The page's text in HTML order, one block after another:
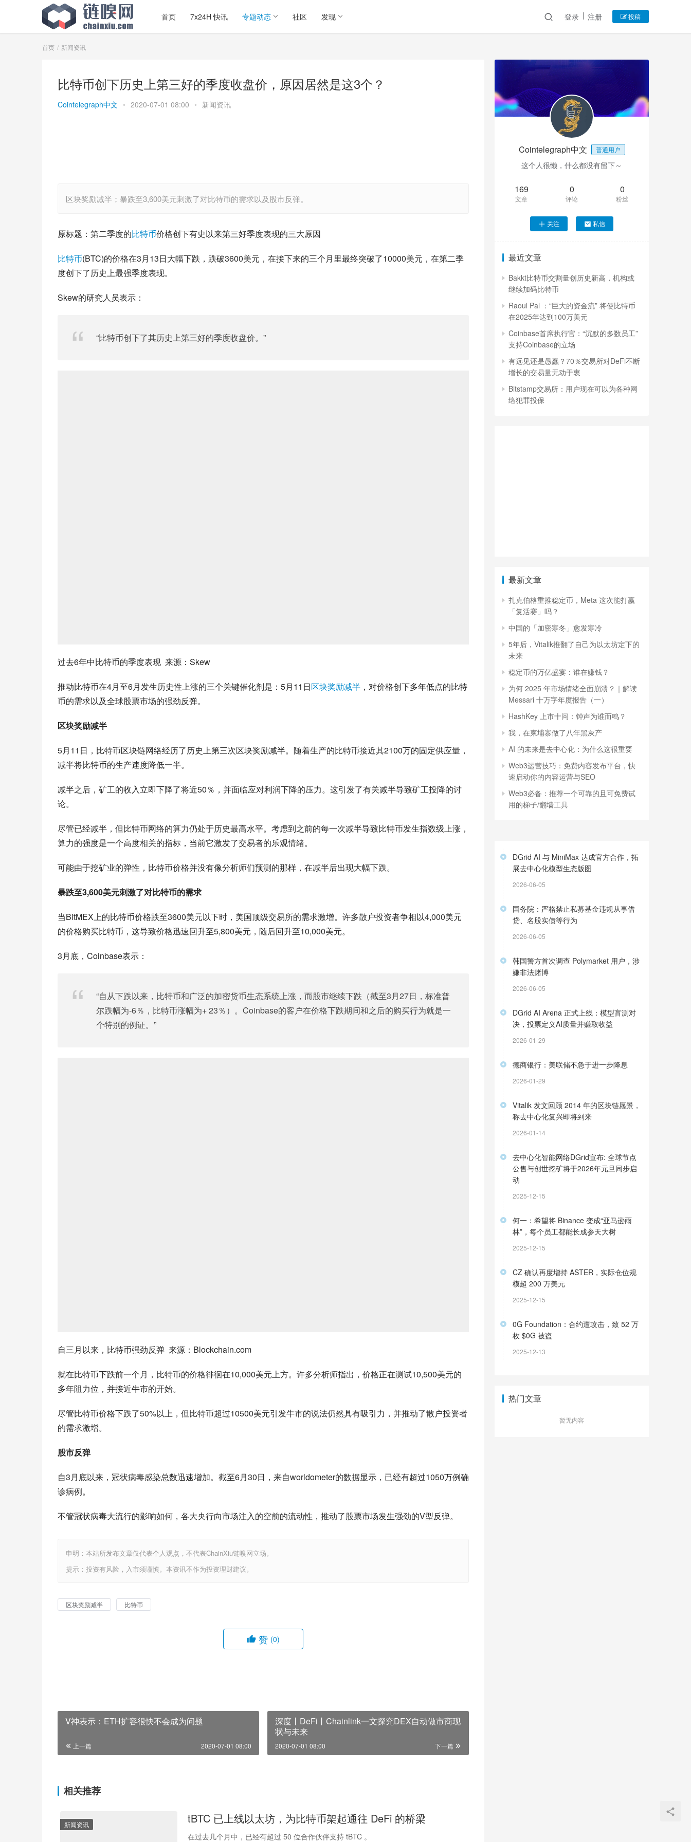
首页 7x24H 快讯 专题动态 社区 发现 登录 注册 投稿
首页 新闻资讯
比特币创下历史上第三好的季度收盘价，原因居然是这3个？
Cointelegraph中文 • 2020-07-01 08:00 • 新闻资讯
区块奖励减半；暴跌至3,600美元刺激了对比特币的需求以及股市反弹。
原标题：第二季度的比特币价格创下有史以来第三好季度表现的三大原因
比特币(BTC)的价格在3月13日大幅下跌，跌破3600美元，在接下来的三个月里最终突破了10000美元，在第二季
度创下了历史上最强季度表现。
Skew的研究人员表示：
“比特币创下了其历史上第三好的季度收盘价。”
过去6年中比特币的季度表现 来源：Skew
推动比特币在4月至6月发生历史性上涨的三个关键催化剂是：5月11日区块奖励减半 ，对价格创下多年低点的比特
币的需求以及全球股票市场的强劲反弹。
区块奖励减半
5月11日，比特币区块链网络经历了历史上第三次区块奖励减半。随着生产的比特币接近其2100万的固定供应量，
减半将比特币的生产速度降低一半。
减半之后，矿工的收入立即下降了将近50％，并面临应对利润下降的压力。这引发了有关减半导致矿工投降的讨
论。
尽管已经减半，但比特币网络的算力仍处于历史最高水平。考虑到之前的每一次减半导致比特币发生指数级上涨，
算力的强度是一个高度相关的指标，当前它激发了交易者的乐观情绪。
可能由于挖矿业的弹性，比特币价格并没有像分析师们预测的那样，在减半后出现大幅下跌。
暴跌至3,600美元刺激了对比特币的需求
当BitMEX上的比特币价格跌至3600美元以下时，美国顶级交易所的需求激增。许多散户投资者争相以4,000美元
的价格购买比特币，这导致价格迅速回升至5,800美元，随后回升至10,000美元。
3月底，Coinbase表示：
“自从下跌以来，比特币和广泛的加密货币生态系统上涨，而股市继续下跌（截至3月27日，标准普
尔跌幅为-6％，比特币涨幅为+ 23％）。Coinbase的客户在价格下跌期间和之后的购买行为就是一
个特别的例证。”
自三月以来，比特币强劲反弹 来源：Blockchain.com
就在比特币下跌前一个月，比特币的价格徘徊在10,000美元上方。许多分析师指出，价格正在测试10,500美元的
多年阻力位，并接近牛市的开始。
尽管比特币价格下跌了50%以上，但比特币超过10500美元引发牛市的说法仍然具有吸引力，并推动了散户投资者
的需求激增。
股市反弹
自3月底以来，冠状病毒感染总数迅速增加。截至6月30日，来自worldometer的数据显示，已经有超过1050万例确
诊病例。
不管冠状病毒大流行的影响如何，各大央行向市场注入的空前的流动性，推动了股票市场发生强劲的V型反弹。
申明：本站所发布文章仅代表个人观点，不代表ChainXiu链嗅网立场。
提示：投资有风险，入市须谨慎。本资讯不作为投资理财建议。
区块奖励减半 比特币
赞 (0)
V神表示：ETH扩容很快不会成为问题
上一篇 2020-07-01 08:00
深度丨DeFi丨Chainlink一文探究DEX自动做市商现
状与未来
下一篇
2020-07-01 08:00
相关推荐
新闻资讯 tBTC 已上线以太坊，为比特币架起通往 DeFi 的桥梁
在过去几个月中，已经有超过 50 位合作伙伴支持 tBTC 。
Cointelegraph中文 普通用户
这个人很懒，什么都没有留下～
169
文章
0
评论
0
粉丝
关注 私信
最近文章
Bakkt比特币交割量创历史新高，机构或
继续加码比特币
Raoul Pal ：“巨大的资金流” 将使比特币
在2025年达到100万美元
Coinbase首席执行官：“沉默的多数员工”
支持Coinbase的立场
有远见还是愚蠢？70％交易所对DeFi不断
增长的交易量无动于衷
Bitstamp交易所：用户现在可以为各种网
络犯罪投保
最新文章
扎克伯格重推稳定币，Meta 这次能打赢
「复活赛」吗？
中国的「加密寒冬」愈发寒冷
5年后，Vitalik推翻了自己为以太坊定下的
未来
稳定币的万亿盛宴：谁在赚钱？
为何 2025 年市场情绪全面崩溃？｜解读
Messari 十万字年度报告（一）
HashKey 上市十问：钟声为谁而鸣？
我，在柬埔寨做了八年黑灰产
AI 的未来是去中心化：为什么这很重要
Web3运营技巧：免费内容发布平台，快
速启动你的内容运营与SEO
Web3必备：推荐一个可靠的且可免费试
用的梯子/翻墙工具
DGrid AI 与 MiniMax 达成官方合作，拓
展去中心化模型生态版图
2026-06-05
国务院：严格禁止私募基金违规从事借
贷、名股实债等行为
2026-06-05
韩国警方首次调查 Polymarket 用户，涉
嫌非法赌博
2026-06-05
DGrid AI Arena 正式上线：模型盲测对
决，投票定义AI质量并赚取收益
2026-01-29
德商银行：美联储不急于进一步降息
2026-01-29
Vitalik 发文回顾 2014 年的区块链愿景，
称去中心化复兴即将到来
2026-01-14
去中心化智能网络DGrid宣布: 全球节点
公售与创世挖矿将于2026年元旦同步启
动
2025-12-15
何一：希望将 Binance 变成“亚马逊雨
林”，每个员工都能长成参天大树
2025-12-15
CZ 确认再度增持 ASTER，实际仓位规
模超 200 万美元
2025-12-15
0G Foundation：合约遭攻击，致 52 万
枚 $0G 被盗
2025-12-13
热门文章
暂无内容